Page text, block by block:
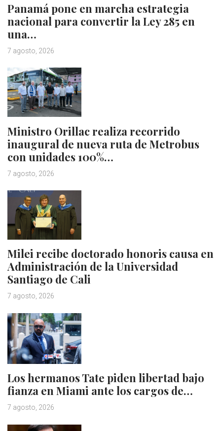
Panamá pone en marcha estrategia
nacional para convertir la Ley 285 en
una…
7 agosto, 2026
Ministro Orillac realiza recorrido
inaugural de nueva ruta de Metrobus
con unidades 100%…
7 agosto, 2026
Milei recibe doctorado honoris causa en
Administración de la Universidad
Santiago de Cali
7 agosto, 2026
Los hermanos Tate piden libertad bajo
fianza en Miami ante los cargos de…
7 agosto, 2026